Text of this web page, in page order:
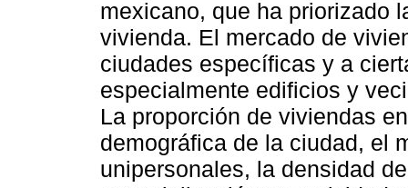
mexicano, que ha priorizado
vivienda. El mercado de
ciudades específicas y a
especialmente edificios y
La proporción de viviendas
demográfica de la ciudad, el
unipersonales, la densidad